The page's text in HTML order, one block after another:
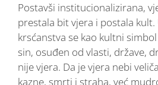
Postavši institucionalizirana,
prestala bit vjera i postala
krsćanstva se kao kultni
sin, osuđen od vlasti, države,
nije vjera. Da je vjera nebi
kazne, smrti i straha, već